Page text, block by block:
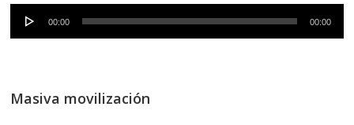
Reproductor
de
00:00 00:00
Masiva movilización